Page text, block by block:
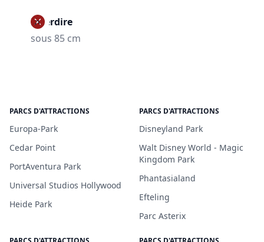
Interdire
sous 85 cm
PARCS D'ATTRACTIONS
Europa-Park
Cedar Point
PortAventura Park
Universal Studios Hollywood
Heide Park
PARCS D'ATTRACTIONS
Disneyland Park
Walt Disney World - Magic
Kingdom Park
Phantasialand
Efteling
Parc Asterix